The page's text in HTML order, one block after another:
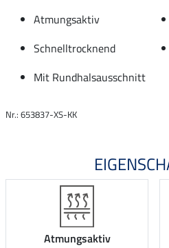
Atmungsaktiv
Schnelltrocknend
Mit Rundhalsausschnitt
Nr.: 653837-XS-KK
Atmungsaktiv